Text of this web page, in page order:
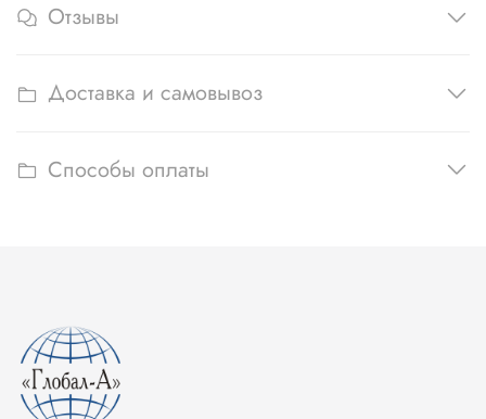
Отзывы
Доставка и самовывоз
Способы оплаты